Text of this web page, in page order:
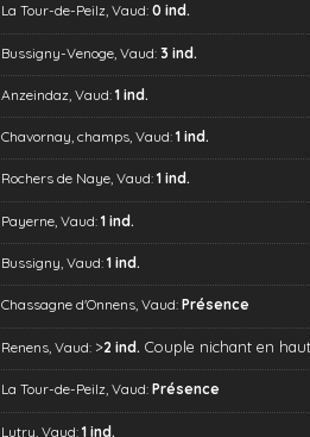
La Tour-de-Peilz, Vaud: 0 ind.
Bussigny-Venoge, Vaud: 3 ind.
Anzeindaz, Vaud: 1 ind.
Chavornay, champs, Vaud: 1 ind.
Rochers de Naye, Vaud: 1 ind.
Payerne, Vaud: 1 ind.
Bussigny, Vaud: 1 ind.
Chassagne d'Onnens, Vaud: Présence
Renens, Vaud: >2 ind. Couple nichant en
La Tour-de-Peilz, Vaud: Présence
Lutry, Vaud: 1 ind.